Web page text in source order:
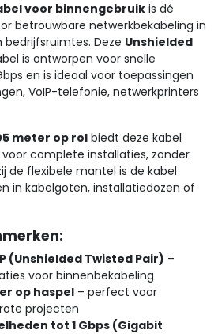
voor binnengebruik is dé
betrouwbare netwerkbekabeling in
Deze Unshielded
is ontworpen voor snelle
en is ideaal voor toepassingen
VoIP-telefonie, netwerkprinters
meter op rol biedt deze kabel
complete installaties, zonder
de flexibele mantel is de kabel
in kabelgoten, installatiedozen of
(Unshielded Twisted Pair) –
voor binnenbekabeling
op haspel – perfect voor
projecten
tot 1 Gbps (Gigabit